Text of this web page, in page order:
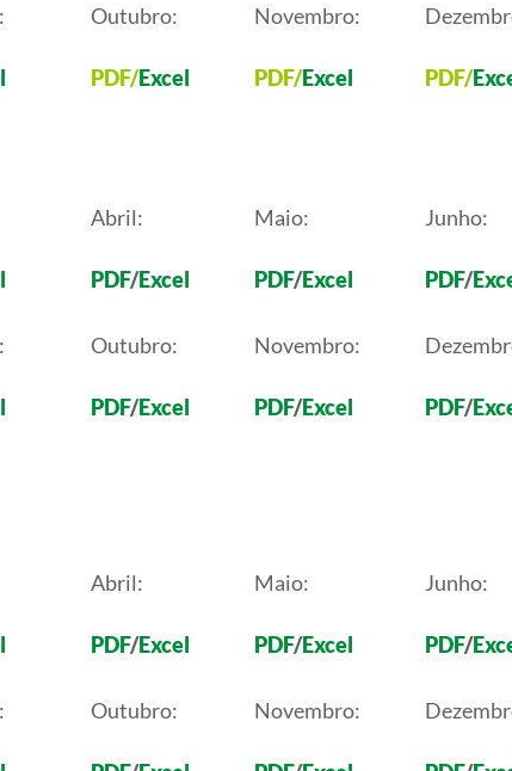
Outubro:
PDF/Excel
Novembro:
PDF/Excel PDF/
Abril:
PDF/Excel
Maio:
PDF/Excel
Junho:
PDF/
Outubro:
PDF/Excel
Novembro:
PDF/Excel PDF/
Abril:
PDF/Excel
Maio:
PDF/Excel
Junho:
PDF/
Outubro: Novembro: